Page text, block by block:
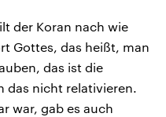
der Koran nach wie
Gottes, das heißt, man
das ist die
das nicht relativieren.
war, gab es auch